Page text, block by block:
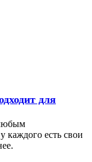
для
каждого есть свои